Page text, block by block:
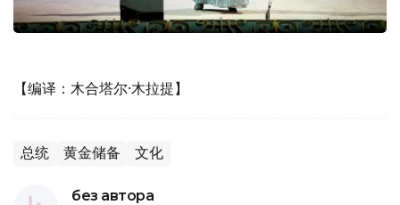
【编译：木合塔尔·木拉提】
总统 黄金储备 文化
без автора